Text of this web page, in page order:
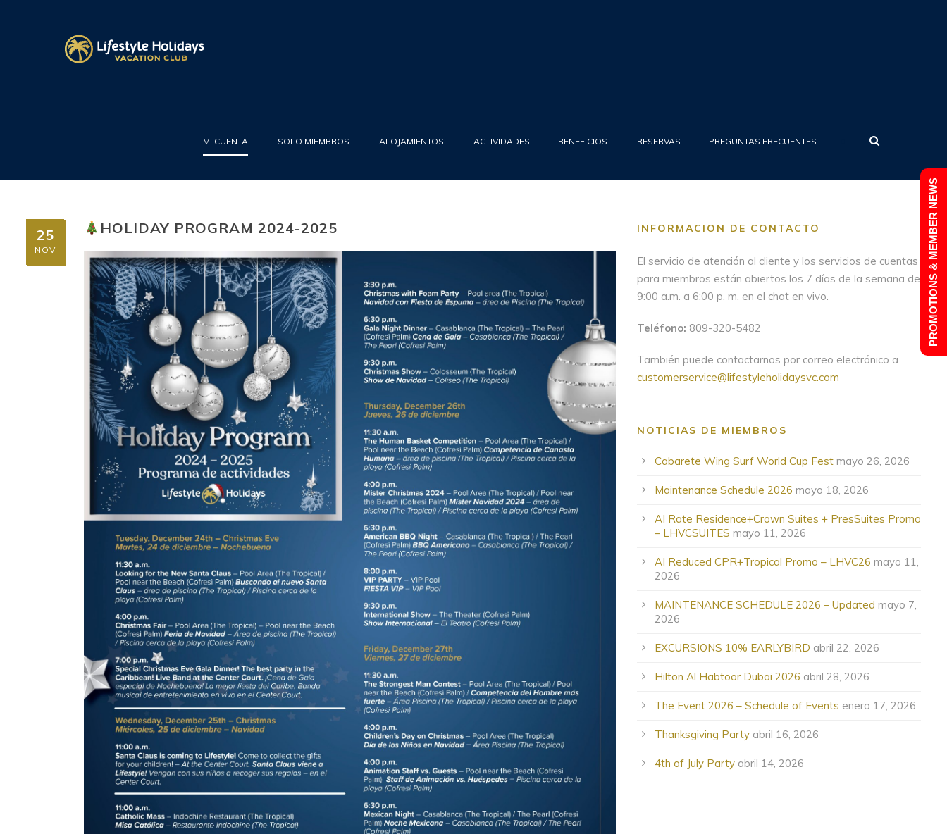
MI CUENTA SOLO MIEMBROS ALOJAMIENTOS ACTIVIDADES BENEFICIOS RESERVAS PREGUNTAS FRECUENTES
25
NOV
HOLIDAY PROGRAM 2024-2025 INFORMACION DE CONTACTO
El servicio de atención al cliente y los servicios de cuentas
para miembros están abiertos los 7 días de la semana de
9:00 a.m. a 6:00 p. m. en el chat en vivo.
Teléfono: 809-320-5482
También puede contactarnos por correo electrónico a
customerservice@lifestyleholidaysvc.com
NOTICIAS DE MIEMBROS
Cabarete Wing Surf World Cup Fest mayo 26, 2026
Maintenance Schedule 2026 mayo 18, 2026
AI Rate Residence+Crown Suites + PresSuites Promo
– LHVCSUITES mayo 11, 2026
AI Reduced CPR+Tropical Promo – LHVC26 mayo 11,
2026
MAINTENANCE SCHEDULE 2026 – Updated mayo 7,
2026
EXCURSIONS 10% EARLYBIRD abril 22, 2026
Hilton Al Habtoor Dubai 2026 abril 28, 2026
The Event 2026 – Schedule of Events enero 17, 2026
Thanksgiving Party abril 16, 2026
4th of July Party abril 14, 2026
PROMOTIONS & MEMBER NEWS